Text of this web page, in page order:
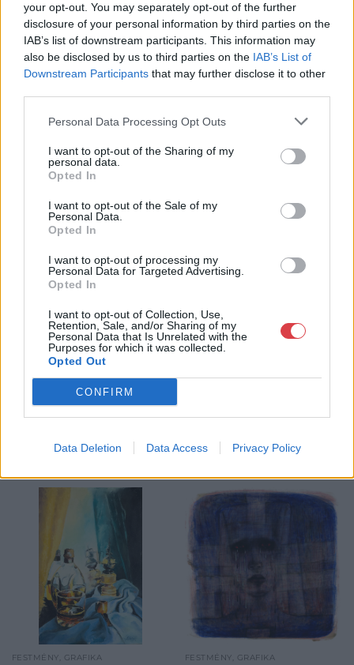
your opt-out. You may separately opt-out of the further
disclosure of your personal information by third parties on the
IAB’s list of downstream participants. This information may
also be disclosed by us to third parties on the IAB’s List of
Downstream Participants that may further disclose it to other
Personal Data Processing Opt Outs
I want to opt-out of the Sharing of my
personal data.
Opted In
I want to opt-out of the Sale of my
Personal Data.
Opted In
I want to opt-out of processing my
Personal Data for Targeted Advertising.
Opted In
I want to opt-out of Collection, Use,
Retention, Sale, and/or Sharing of my
Personal Data that Is Unrelated with the
Purposes for which it was collected.
Opted Out
CONFIRM
Data Deletion Data Access Privacy Policy
Eladó:Műgyűjtők Háza Kft.
Cím: Dudás Attila
Műgyűjtők Háza kft.
Budapest
1023
Telefon: 18008123
Weboldal:
http://www.mugyujtokhaza.hu
Budapesten, a II. kerületben. Célunk, hogy az eladók optimális
áron, gyorsan találjanak vevőt műtárgyaikra, az eladók pedig
rendszeresen tudják gazdagítani gyűjteményüket változatos
szerda esténként online árverést! Kedd-től péntek-ig 11.00-este
18.00 óráig várjuk szeretettel az érdeklődőket.
GALÉRIA TOVÁBBI MŰTÁRGYAI
FESTMÉNY, GRAFIKA FESTMÉNY, GRAFIKA